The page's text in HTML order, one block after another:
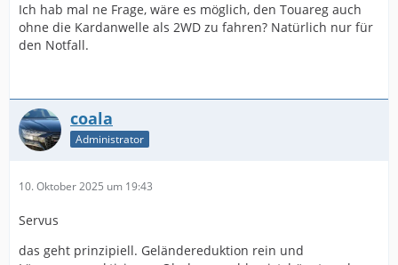
Ich hab mal ne Frage, wäre es möglich, den Touareg auch
ohne die Kardanwelle als 2WD zu fahren? Natürlich nur für
den Notfall.
coala
Administrator
10. Oktober 2025 um 19:43
Servus
das geht prinzipiell. Geländereduktion rein und